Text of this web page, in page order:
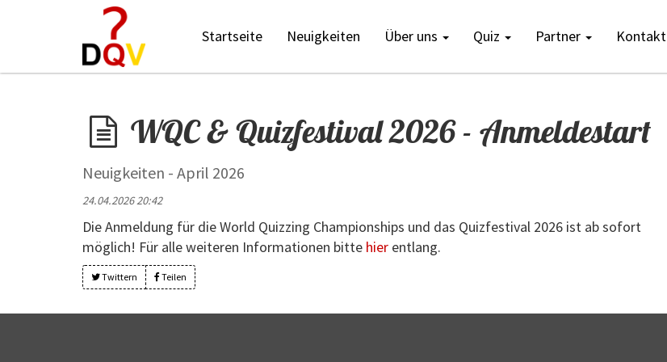
Startseite Neuigkeiten Über uns Quiz Partner Kontakt
WQC & Quizfestival 2026 - Anmeldestart
Neuigkeiten - April 2026
24.04.2026 20:42
Die Anmeldung für die World Quizzing Championships und das Quizfestival 2026 ist ab sofort
möglich! Für alle weiteren Informationen bitte hier entlang.
Twittern Teilen